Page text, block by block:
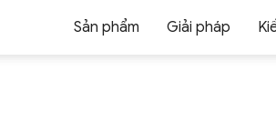
Sản phẩm Giải pháp